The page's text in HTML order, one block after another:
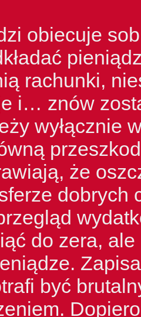
obiecuje
rachunki,
i… znów
wyłącznie
że
dobrych
do zera,
być